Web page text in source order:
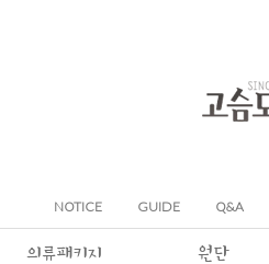
NOTICE GUIDE Q&A
의류패키지 원단